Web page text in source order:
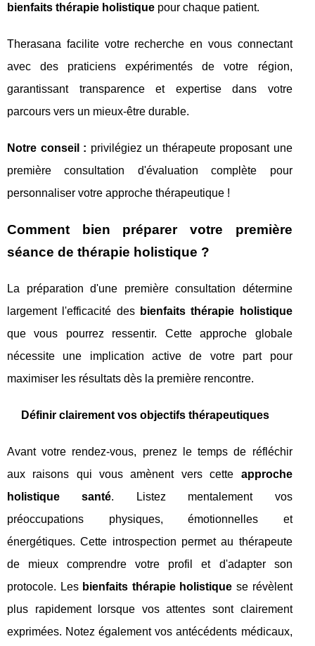
bienfaits thérapie holistique pour chaque patient.
Therasana facilite votre recherche en vous connectant
avec des praticiens expérimentés de votre région,
garantissant transparence et expertise dans votre
parcours vers un mieux-être durable.
Notre conseil : privilégiez un thérapeute proposant une
première consultation d'évaluation complète pour
personnaliser votre approche thérapeutique !
Comment bien préparer votre première
séance de thérapie holistique ?
La préparation d'une première consultation détermine
largement l'efficacité des bienfaits thérapie holistique
que vous pourrez ressentir. Cette approche globale
nécessite une implication active de votre part pour
maximiser les résultats dès la première rencontre.
Définir clairement vos objectifs thérapeutiques
Avant votre rendez-vous, prenez le temps de réfléchir
aux raisons qui vous amènent vers cette approche
holistique santé. Listez mentalement vos
préoccupations physiques, émotionnelles et
énergétiques. Cette introspection permet au thérapeute
de mieux comprendre votre profil et d'adapter son
protocole. Les bienfaits thérapie holistique se révèlent
plus rapidement lorsque vos attentes sont clairement
exprimées. Notez également vos antécédents médicaux,